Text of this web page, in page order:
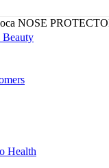
Beauty
Health
NOSE